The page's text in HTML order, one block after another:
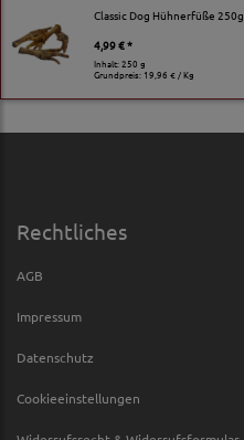
Classic Dog Hühnerfüße 250g
4,99 € *
Inhalt: 250 g
Grundpreis:19,96 € / Kg
Rechtliches
AGB
Impressum
Datenschutz
Cookieeinstellungen